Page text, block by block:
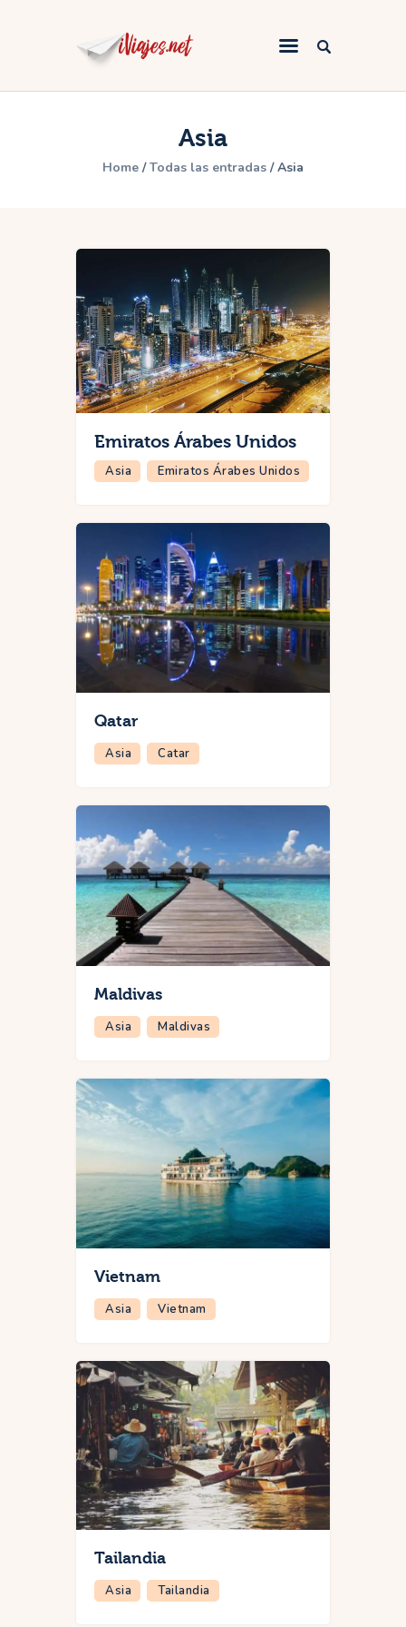
Asia
Home Todas las entradas Asia
Oceanía
Emiratos Árabes Unidos
Asia Emiratos Árabes Unidos
Qatar
Asia Catar
Maldivas
Asia Maldivas
Vietnam
Asia Vietnam
Tailandia
Asia Tailandia